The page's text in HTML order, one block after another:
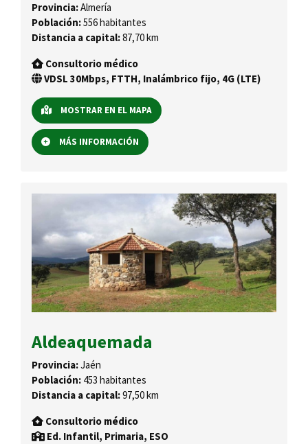
Provincia:Almería
Población:556 habitantes
Distancia a capital:87,70 km
Consultorio médico
VDSL 30Mbps, FTTH, Inalámbrico fijo, 4G (LTE)
MOSTRAR EN EL MAPA
MÁS INFORMACIÓN
Aldeaquemada
Provincia:Jaén
Población: 453 habitantes
Distancia a capital:97,50 km
Consultorio médico
Ed. Infantil, Primaria, ESO